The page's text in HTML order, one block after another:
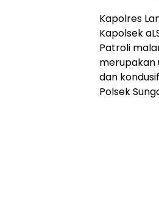
Kapolres
Kapolsek
Patroli
merupakan
dan
Polsek